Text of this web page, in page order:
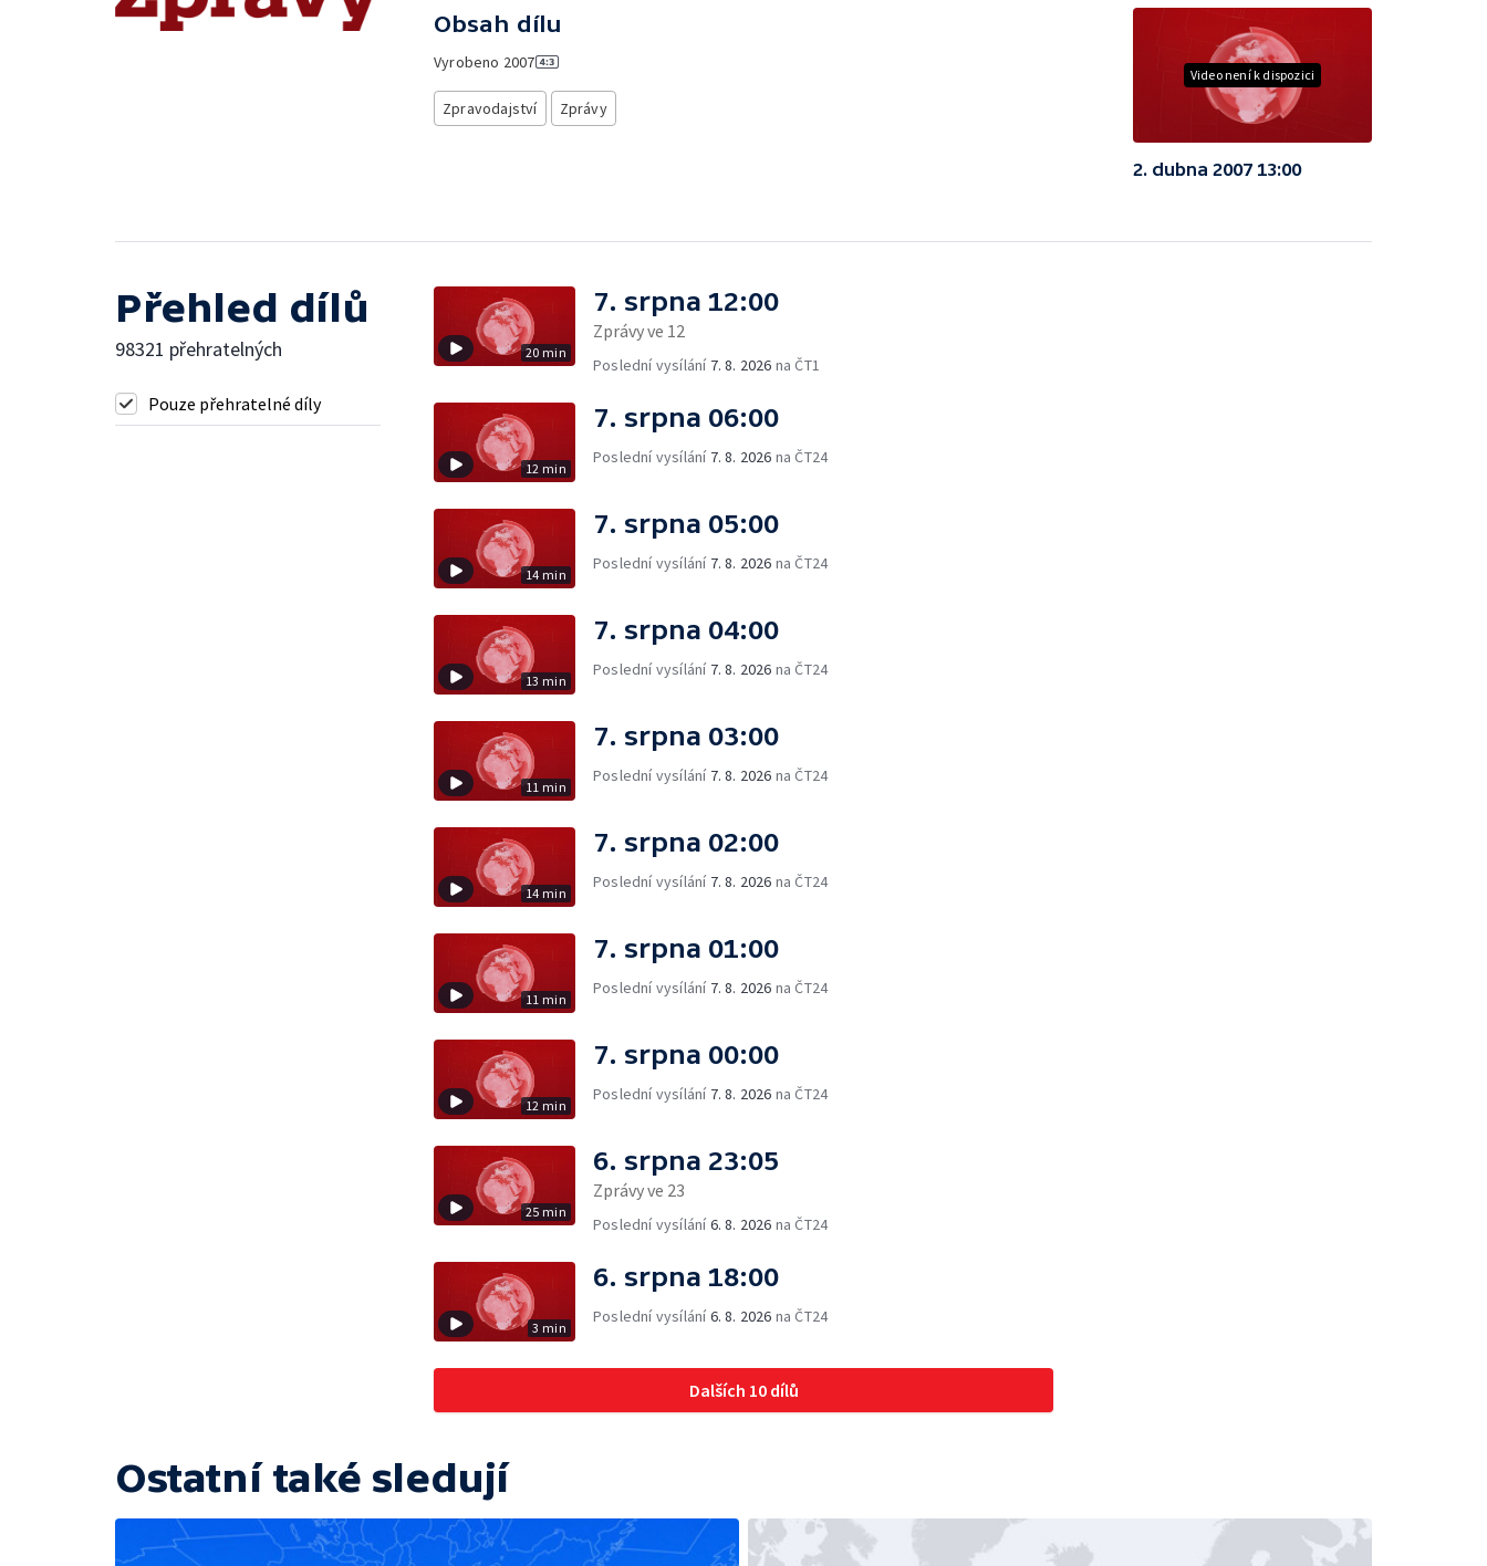
Obsah dílu
Vyrobeno 2007
Zpravodajství Zprávy
Video není k dispozici
2. dubna 2007 13:00
Přehled dílů
98321 přehratelných
Pouze přehratelné díly
20 min
7. srpna 12:00
Zprávy ve 12
Poslední vysílání 7. 8. 2026 na ČT1
12 min
7. srpna 06:00
Poslední vysílání 7. 8. 2026 na ČT24
14 min
7. srpna 05:00
Poslední vysílání 7. 8. 2026 na ČT24
13 min
7. srpna 04:00
Poslední vysílání 7. 8. 2026 na ČT24
11 min
7. srpna 03:00
Poslední vysílání 7. 8. 2026 na ČT24
14 min
7. srpna 02:00
Poslední vysílání 7. 8. 2026 na ČT24
11 min
7. srpna 01:00
Poslední vysílání 7. 8. 2026 na ČT24
12 min
7. srpna 00:00
Poslední vysílání 7. 8. 2026 na ČT24
25 min
6. srpna 23:05
Zprávy ve 23
Poslední vysílání6. 8. 2026 na ČT24
3 min
6. srpna 18:00
Poslední vysílání6. 8. 2026 na ČT24
Dalších 10 dílů
Ostatní také sledují